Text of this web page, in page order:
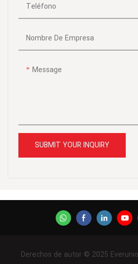
Teléfono
Nombre De Empresa
Message
SUBMIT YOUR INQUIRY
otras industrias que requieren
un cumplimiento rápido de
pedidos.
Derechos de autor © 2025